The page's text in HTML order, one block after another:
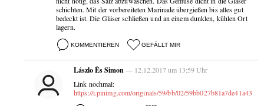
schichten. Mit der vorbereiteten Marinade übergießen bis alles gut
bedeckt ist. Die Gläser schließen und an einem dunklen, kühlen Ort
lagern.
KOMMENTIEREN GEFÄLLT MIR
Lászlo És Simon— 12.12.2017 um 13:59 Uhr
Link nochmal:
https://i.pinimg.com/originals/59/bb/02/